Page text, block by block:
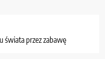
świata przez zabawę